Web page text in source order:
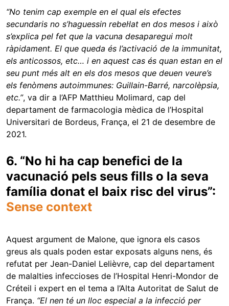
“No tenim cap exemple en el qual els efectes
secundaris no s’haguessin rebel·lat en dos mesos i això
s’explica pel fet que la vacuna desaparegui molt
ràpidament. El que queda és l’activació de la immunitat,
els anticossos, etc… i en aquest cas és quan estan en el
seu punt més alt en els dos mesos que deuen veure’s
els fenòmens autoimmunes: Guillain-Barré, narcolèpsia,
etc.”, va dir a l’AFP Matthieu Molimard, cap del
departament de farmacologia mèdica de l’Hospital
Universitari de Bordeus, França, el 21 de desembre de
2021.
6. “No hi ha cap benefici de la
vacunació pels seus fills o la seva
família donat el baix risc del virus”:
Sense context
Aquest argument de Malone, que ignora els casos
greus als quals poden estar exposats alguns nens, és
refutat per Jean-Daniel Lelièvre, cap del departament
de malalties infeccioses de l’Hospital Henri-Mondor de
Créteil i expert en el tema a l’Alta Autoritat de Salut de
França. “El nen té un lloc especial a la infecció per